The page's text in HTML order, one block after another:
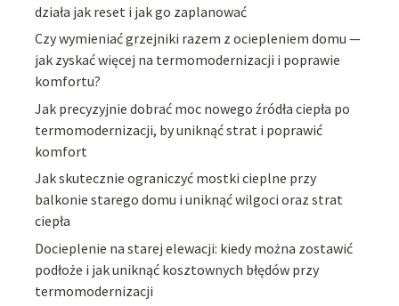
działa jak reset i jak go zaplanować
Czy wymieniać grzejniki razem z ociepleniem domu —
jak zyskać więcej na termomodernizacji i poprawie
komfortu?
Jak precyzyjnie dobrać moc nowego źródła ciepła po
termomodernizacji, by uniknąć strat i poprawić
komfort
Jak skutecznie ograniczyć mostki cieplne przy
balkonie starego domu i uniknąć wilgoci oraz strat
ciepła
Docieplenie na starej elewacji: kiedy można zostawić
podłoże i jak uniknąć kosztownych błędów przy
termomodernizacji